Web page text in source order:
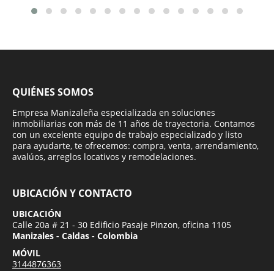
QUIÉNES SOMOS
Empresa Manizaleña especializada en soluciones
inmobiliarias con más de 11 años de trayectoria. Contamos
con un excelente equipo de trabajo especializado y listo
para ayudarte, te ofrecemos: compra, venta, arrendamiento,
avalúos, arreglos locativos y remodelaciones.
UBICACIÓN Y CONTACTO
UBICACIÓN
Calle 20a # 21 - 30 Edificio Pasaje Pinzon, oficina 1105
Manizales - Caldas - Colombia
MÓVIL
3144876363